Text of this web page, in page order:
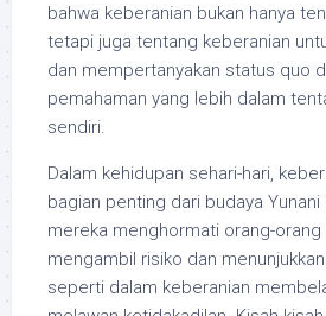
bahwa keberanian bukan hanya
tetapi juga tentang keberanian
dan mempertanyakan status quo
pemahaman yang lebih dalam
sendiri.
Dalam kehidupan sehari-hari,
bagian penting dari budaya Yunani
mereka menghormati orang-orang
mengambil risiko dan
seperti dalam keberanian